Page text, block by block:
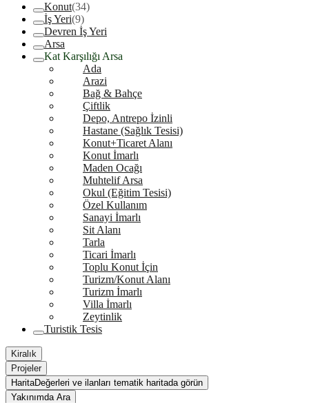
Konut(34)
İş Yeri(9)
Devren İş Yeri
Arsa
Kat Karşılığı Arsa
Ada
Arazi
Bağ & Bahçe
Çiftlik
Depo, Antrepo İzinli
Hastane (Sağlık Tesisi)
Konut+Ticaret Alanı
Konut İmarlı
Maden Ocağı
Muhtelif Arsa
Okul (Eğitim Tesisi)
Özel Kullanım
Sanayi İmarlı
Sit Alanı
Tarla
Ticari İmarlı
Toplu Konut İçin
Turizm/Konut Alanı
Turizm İmarlı
Villa İmarlı
Zeytinlik
Turistik Tesis
Kiralık
Projeler
HaritaDeğerleri ve ilanları tematik haritada görün
Yakınımda Ara